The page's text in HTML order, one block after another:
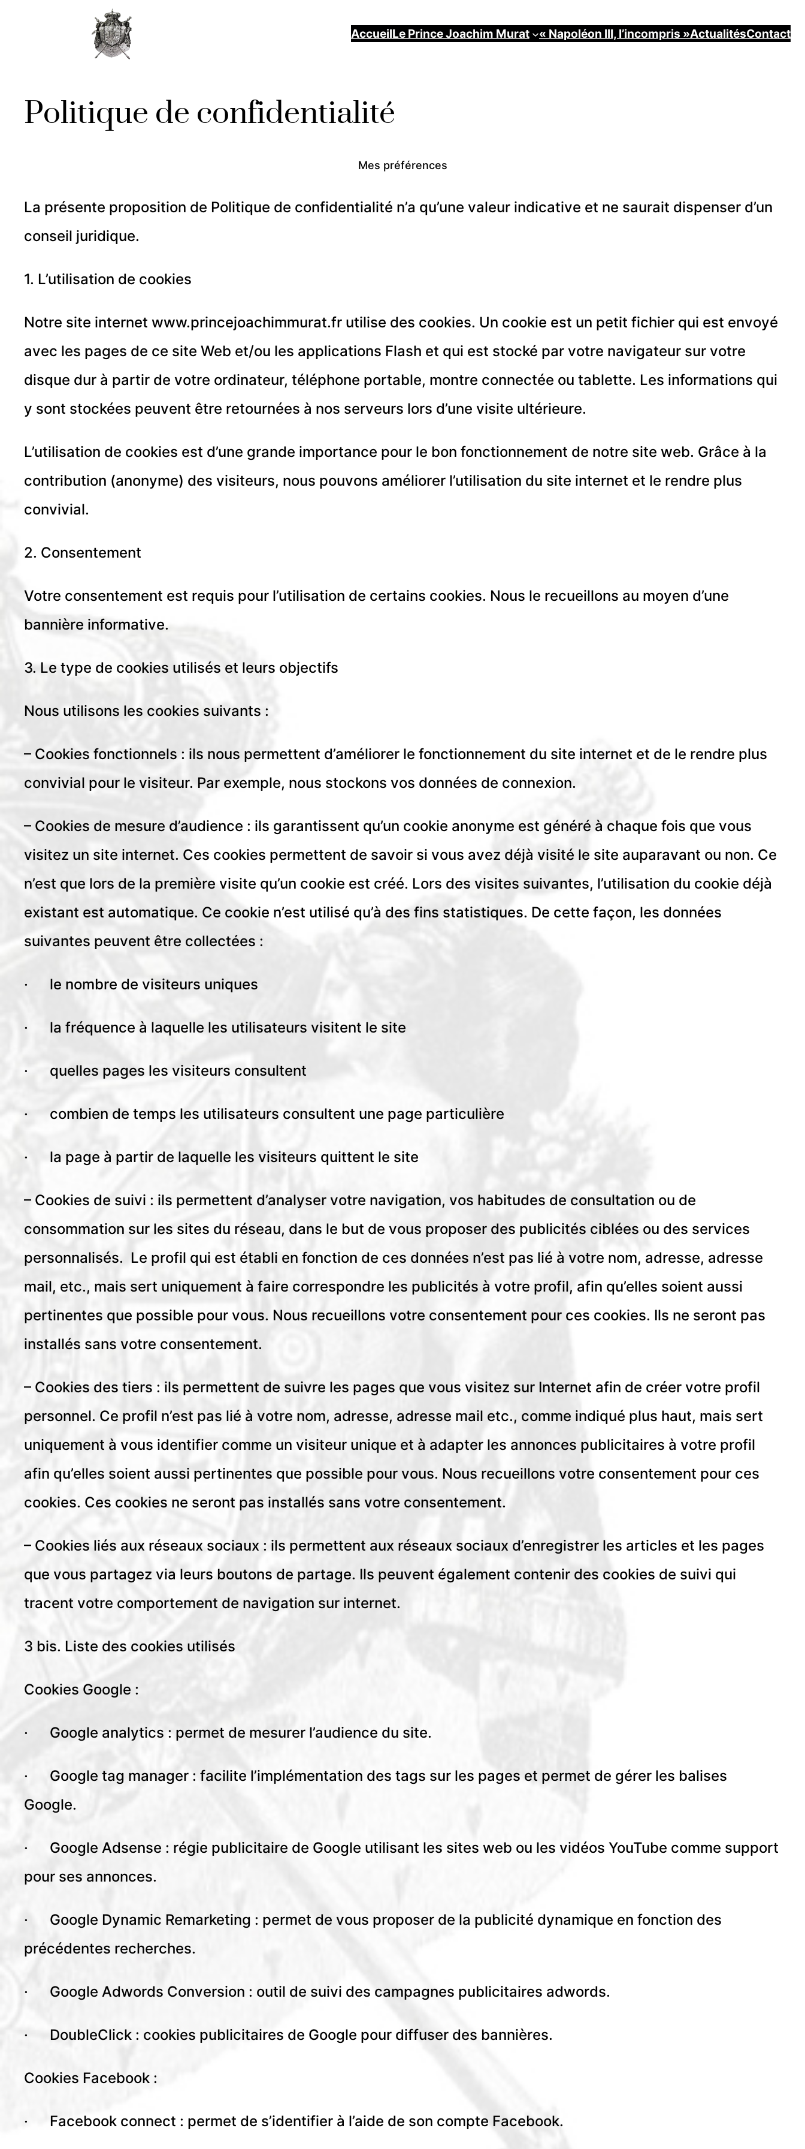
AccueilLe Prince Joachim Murat « Napoléon III, l’incompris »ActualitésContact
Politique de confidentialité
Mes préférences
La présente proposition de Politique de confidentialité n’a qu’une valeur indicative et ne saurait dispenser d’un
conseil juridique.
1. L’utilisation de cookies
Notre site internet www.princejoachimmurat.fr utilise des cookies. Un cookie est un petit fichier qui est envoyé
avec les pages de ce site Web et/ou les applications Flash et qui est stocké par votre navigateur sur votre
disque dur à partir de votre ordinateur, téléphone portable, montre connectée ou tablette. Les informations qui
y sont stockées peuvent être retournées à nos serveurs lors d’une visite ultérieure.
L’utilisation de cookies est d’une grande importance pour le bon fonctionnement de notre site web. Grâce à la
contribution (anonyme) des visiteurs, nous pouvons améliorer l’utilisation du site internet et le rendre plus
convivial.
2. Consentement
Votre consentement est requis pour l’utilisation de certains cookies. Nous le recueillons au moyen d’une
bannière informative.
3. Le type de cookies utilisés et leurs objectifs
Nous utilisons les cookies suivants :
– Cookies fonctionnels : ils nous permettent d’améliorer le fonctionnement du site internet et de le rendre plus
convivial pour le visiteur. Par exemple, nous stockons vos données de connexion.
– Cookies de mesure d’audience : ils garantissent qu’un cookie anonyme est généré à chaque fois que vous
visitez un site internet. Ces cookies permettent de savoir si vous avez déjà visité le site auparavant ou non. Ce
n’est que lors de la première visite qu’un cookie est créé. Lors des visites suivantes, l’utilisation du cookie déjà
existant est automatique. Ce cookie n’est utilisé qu’à des fins statistiques. De cette façon, les données
suivantes peuvent être collectées :
· le nombre de visiteurs uniques
· la fréquence à laquelle les utilisateurs visitent le site
· quelles pages les visiteurs consultent
· combien de temps les utilisateurs consultent une page particulière
· la page à partir de laquelle les visiteurs quittent le site
– Cookies de suivi : ils permettent d’analyser votre navigation, vos habitudes de consultation ou de
consommation sur les sites du réseau, dans le but de vous proposer des publicités ciblées ou des services
personnalisés. Le profil qui est établi en fonction de ces données n’est pas lié à votre nom, adresse, adresse
mail, etc., mais sert uniquement à faire correspondre les publicités à votre profil, afin qu’elles soient aussi
pertinentes que possible pour vous. Nous recueillons votre consentement pour ces cookies. Ils ne seront pas
installés sans votre consentement.
– Cookies des tiers : ils permettent de suivre les pages que vous visitez sur Internet afin de créer votre profil
personnel. Ce profil n’est pas lié à votre nom, adresse, adresse mail etc., comme indiqué plus haut, mais sert
uniquement à vous identifier comme un visiteur unique et à adapter les annonces publicitaires à votre profil
afin qu’elles soient aussi pertinentes que possible pour vous. Nous recueillons votre consentement pour ces
cookies. Ces cookies ne seront pas installés sans votre consentement.
– Cookies liés aux réseaux sociaux : ils permettent aux réseaux sociaux d’enregistrer les articles et les pages
que vous partagez via leurs boutons de partage. Ils peuvent également contenir des cookies de suivi qui
tracent votre comportement de navigation sur internet.
3 bis. Liste des cookies utilisés
Cookies Google :
· Google analytics : permet de mesurer l’audience du site.
· Google tag manager : facilite l’implémentation des tags sur les pages et permet de gérer les balises
Google.
· Google Adsense : régie publicitaire de Google utilisant les sites web ou les vidéos YouTube comme support
pour ses annonces.
· Google Dynamic Remarketing : permet de vous proposer de la publicité dynamique en fonction des
précédentes recherches.
· Google Adwords Conversion : outil de suivi des campagnes publicitaires adwords.
· DoubleClick : cookies publicitaires de Google pour diffuser des bannières.
Cookies Facebook :
· Facebook connect : permet de s’identifier à l’aide de son compte Facebook.